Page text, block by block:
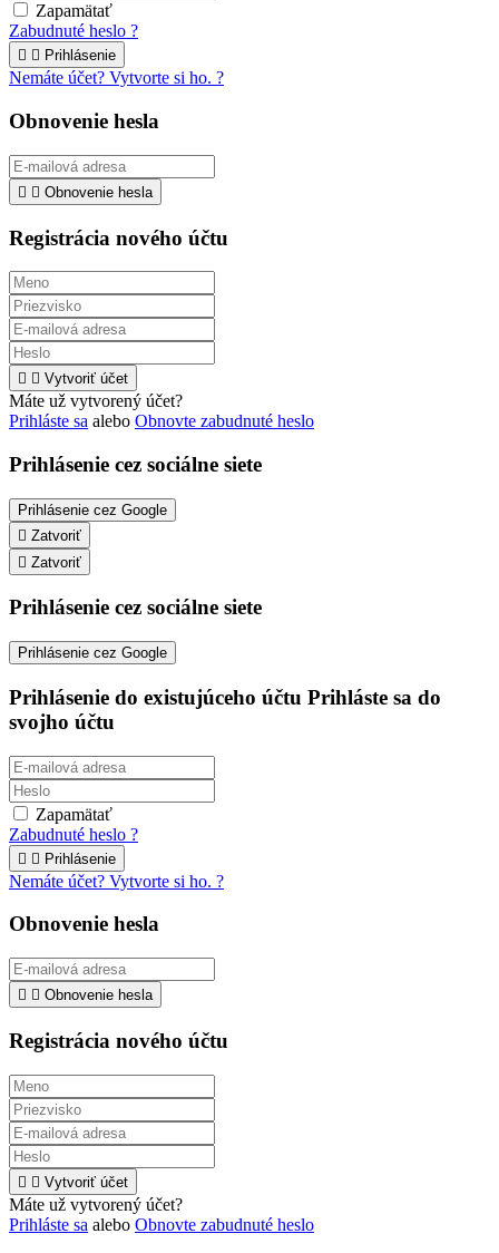
Zapamätať
Zabudnuté heslo ?
  Prihlásenie
Nemáte účet? Vytvorte si ho. ?
Obnovenie hesla
  Obnovenie hesla
Registrácia nového účtu
  Vytvoriť účet
Máte už vytvorený účet?
Prihláste sa alebo Obnovte zabudnuté heslo
Prihlásenie cez sociálne siete
Prihlásenie cez Google
 Zatvoriť
 Zatvoriť
Prihlásenie cez sociálne siete
Prihlásenie cez Google
Prihlásenie do existujúceho účtu Prihláste sa do
svojho účtu
Zapamätať
Zabudnuté heslo ?
  Prihlásenie
Nemáte účet? Vytvorte si ho. ?
Obnovenie hesla
  Obnovenie hesla
Registrácia nového účtu
  Vytvoriť účet
Máte už vytvorený účet?
Prihláste sa alebo Obnovte zabudnuté heslo